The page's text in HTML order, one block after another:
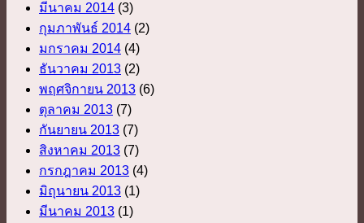
มีนาคม 2014 (3)
กุมภาพันธ์ 2014 (2)
มกราคม 2014 (4)
ธันวาคม 2013 (2)
พฤศจิกายน 2013 (6)
ตุลาคม 2013 (7)
กันยายน 2013 (7)
สิงหาคม 2013 (7)
กรกฎาคม 2013 (4)
มิถุนายน 2013 (1)
มีนาคม 2013 (1)